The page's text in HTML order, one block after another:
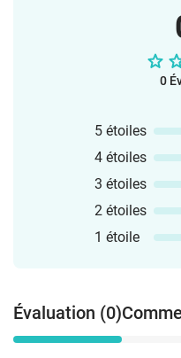
0
5 étoiles
4 étoiles
3 étoiles
2 étoiles
1 étoile
Évaluation (0)